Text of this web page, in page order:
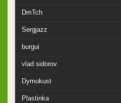
DmTch
Sergjazz
burgui
vlad sidorov
Dymokust
Plastinka